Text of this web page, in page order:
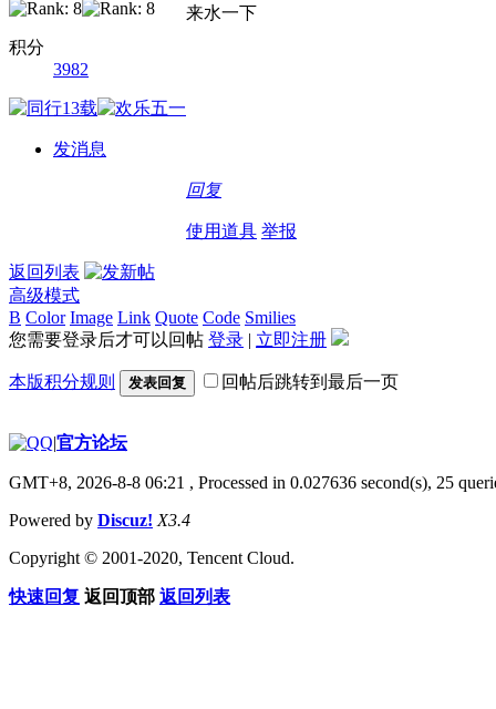
积分
3982
发消息
来水一下
回复
使用道具 举报
返回列表
高级模式
B Color Image Link Quote Code Smilies
您需要登录后才可以回帖 登录 | 立即注册
本版积分规则 发表回复 回帖后跳转到最后一页
|官方论坛
GMT+8, 2026-8-8 06:21 , Processed in 0.027636 second(s), 25
Powered by Discuz! X3.4
Copyright © 2001-2020, Tencent Cloud.
快速回复 返回顶部 返回列表